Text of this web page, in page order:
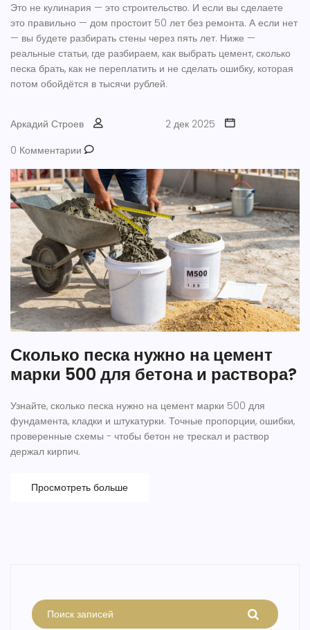
Это не кулинария — это строительство. И если вы сделаете
это правильно — дом простоит 50 лет без ремонта. А если нет
— вы будете разбирать стены через пять лет. Ниже —
реальные статьи, где разбираем, как выбрать цемент, сколько
песка брать, как не переплатить и не сделать ошибку, которая
потом обойдётся в тысячи рублей.
Аркадий Строев
2 дек 2025
0 Комментарии
Сколько песка нужно на цемент
марки 500 для бетона и раствора?
Узнайте, сколько песка нужно на цемент марки 500 для
фундамента, кладки и штукатурки. Точные пропорции, ошибки,
проверенные схемы - чтобы бетон не трескал и раствор
держал кирпич.
Просмотреть больше